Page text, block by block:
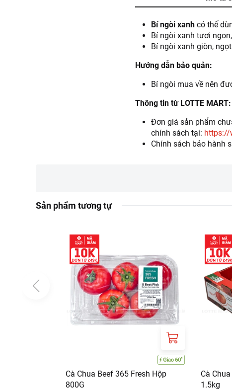
Bí ngòi xanh có thể
Bí ngòi xanh tươi
Bí ngòi xanh giòn,
Hướng dẫn bảo quản:
Bí ngòi mua về nên
Thông tin từ LOTTE MART:
Đơn giá sản phẩm
chính sách tại: https://
Chính sách bảo hành
Sản phẩm tương tự
Cà Chua Beef 365 Fresh Hộp
800G
Cà
1.5kg